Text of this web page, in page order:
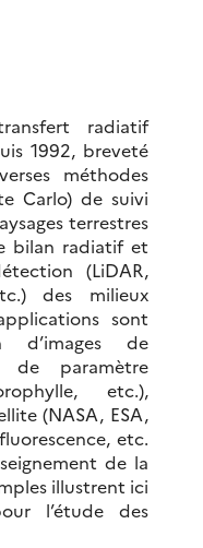
radiatif
1992, breveté
méthodes
Carlo) de suivi
terrestres
bilan radiatif et
(LiDAR,
des milieux
sont
d’images de
de paramètre
etc.),
(NASA, ESA,
etc.
de la
illustrent ici
l’étude des